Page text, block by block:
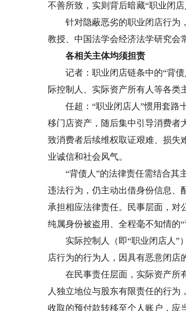
不善所致，实则背后暗藏“职业闭店
针对隐蔽恶劣的职业闭店行为，
教授、中国法学会经济法学研究会
各相关主体均须担责
记者：职业闭店链条中的“背债
际控制人、实际资产所有人等各类
任超：“职业闭店人”惯用套路十
移门店资产，随后集中引导消费者
致消费者后续维权取证艰难、损失
业诚信和社会风气。
“背债人”的法律责任需结合其
违法行为，仍主动出借身份信息、
承担相应法律责任。民事层面，对
纯属身份被盗用、全程毫不知情的
实际控制人（即“职业闭店人”）
店行为的行为人，因具有恶意闭店
在民事责任层面，实际资产所有
人独立地位与股东有限责任的行为
收取的预付款转移至个人账户，应